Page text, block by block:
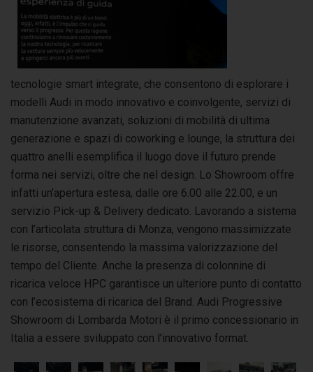
tecnologie smart integrate, che consentono di esplorare i
modelli Audi in modo innovativo e coinvolgente, servizi di
manutenzione avanzati, soluzioni di mobilità di ultima
generazione e spazi di coworking e lounge, la struttura dei
quattro anelli esemplifica il luogo dove il futuro prende
forma nei servizi, oltre che nel design. Lo Showroom offre
infatti un’apertura estesa, dalle ore 6.00 alle 22.00, e un
servizio Pick-up & Delivery dedicato. Lavorando a sistema
con l’articolata struttura di Monza, vengono massimizzate
le risorse, consentendo la massima valorizzazione del
tempo del Cliente. Anche la presenza di colonnine di
ricarica veloce HPC garantisce un ulteriore punto di contatto
con l’ecosistema di ricarica del Brand. Audi Progressive
Showroom di Lombarda Motori è il primo concessionario in
Italia a essere sviluppato con l’innovativo format.